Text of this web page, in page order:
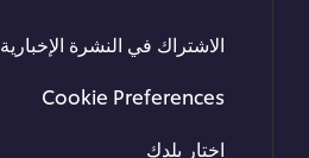
الاشتراك في النشرة الإخبارية
Cookie Preferences
اختار بلدك